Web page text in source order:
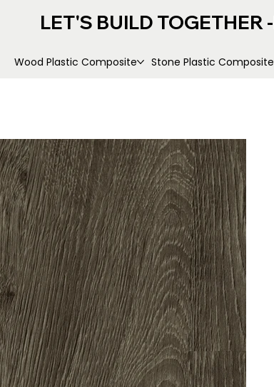
LET'S BUILD TOGETHER -
Wood Plastic Composite Stone Plastic Composite